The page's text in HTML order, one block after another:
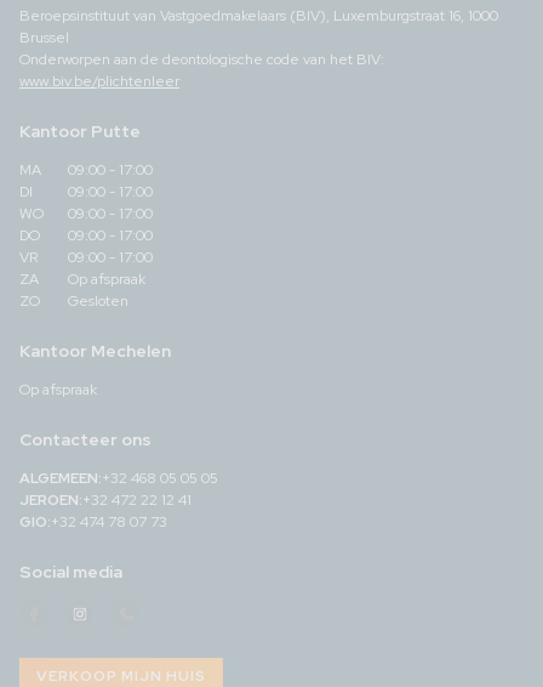
Beroepsinstituut van Vastgoedmakelaars (BIV), Luxemburgstraat 16, 1000
Brussel
Onderworpen aan de deontologische code van het BIV:
www.biv.be/plichtenleer
Kantoor Putte
MA
09:00 - 17:00
DI
09:00 - 17:00
WO
09:00 - 17:00
DO
09:00 - 17:00
VR
09:00 - 17:00
ZA
Op afspraak
ZO
Gesloten
Kantoor Mechelen
Op afspraak
Contacteer ons
ALGEMEEN:+32 468 05 05 05
JEROEN:+32 472 22 12 41
GIO:+32 474 78 07 73
Social media
Facebook
Vastgoed
Instagram
VastgoedVastgoed
VERKOOP MIJN HUIS